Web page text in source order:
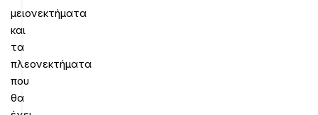
μειονεκτήματα
και
τα
πλεονεκτήματα
που
θα